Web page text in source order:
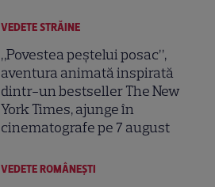
VEDETE STRĂINE
„Povestea peștelui posac”,
aventura animată inspirată
dintr-un bestseller The New
York Times, ajunge în
cinematografe pe 7 august
VEDETE ROMÂNEŞTI